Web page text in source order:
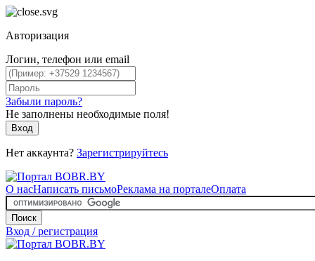
Авторизация
Логин, телефон или email
Забыли пароль?
Не заполнены необходимые поля!
Вход
Нет аккаунта? Зарегистрируйтесь
О насНаписать письмоРеклама на порталеОплата
Поиск
Вход / регистрация